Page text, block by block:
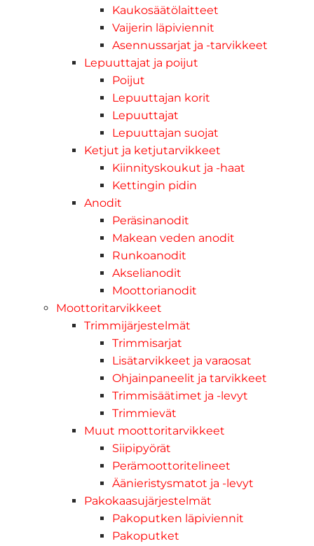
Kaukosäätölaitteet
Vaijerin läpiviennit
Asennussarjat ja -tarvikkeet
Lepuuttajat ja poijut
Poijut
Lepuuttajan korit
Lepuuttajat
Lepuuttajan suojat
Ketjut ja ketjutarvikkeet
Kiinnityskoukut ja -haat
Kettingin pidin
Anodit
Peräsinanodit
Makean veden anodit
Runkoanodit
Akselianodit
Moottorianodit
Moottoritarvikkeet
Trimmijärjestelmät
Trimmisarjat
Lisätarvikkeet ja varaosat
Ohjainpaneelit ja tarvikkeet
Trimmisäätimet ja -levyt
Trimmievät
Muut moottoritarvikkeet
Siipipyörät
Perämoottoritelineet
Äänieristysmatot ja -levyt
Pakokaasujärjestelmät
Pakoputken läpiviennit
Pakoputket